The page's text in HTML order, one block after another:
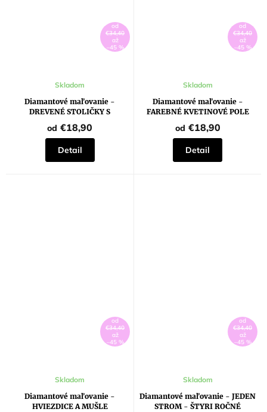
od
€34,40
až
–45 %
Diamantové maľovanie -
DREVENÉ STOLIČKY S
Johnson)
Skladom
od €18,90
Detail
od
€34,40
až
–45 %
Diamantové maľovanie -
FAREBNÉ KVETINOVÉ POLE
Skladom
od €18,90
Detail
od
€34,40
až
–45 %
Diamantové maľovanie -
HVIEZDICE A MUŠLE
Skladom
od
€34,40
až
–45 %
Diamantové maľovanie - JEDEN
STROM - ŠTYRI ROČNÉ
Skladom